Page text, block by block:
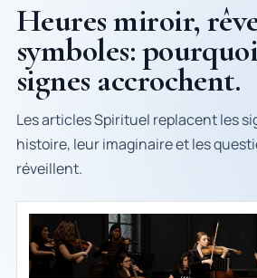
Heures miroir,
symboles:
signes accrochent.
Les articles Spirituel replacent les
histoire, leur imaginaire et les
réveillent.